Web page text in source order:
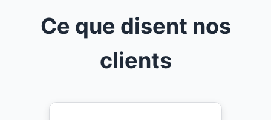
Ce que disent nos
clients